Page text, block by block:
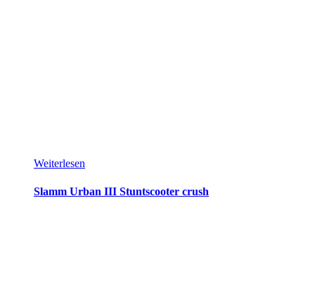
Weiterlesen
Slamm Urban III Stuntscooter crush